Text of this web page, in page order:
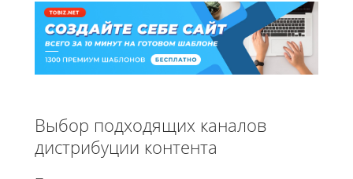
Выбор подходящих каналов
дистрибуции контента